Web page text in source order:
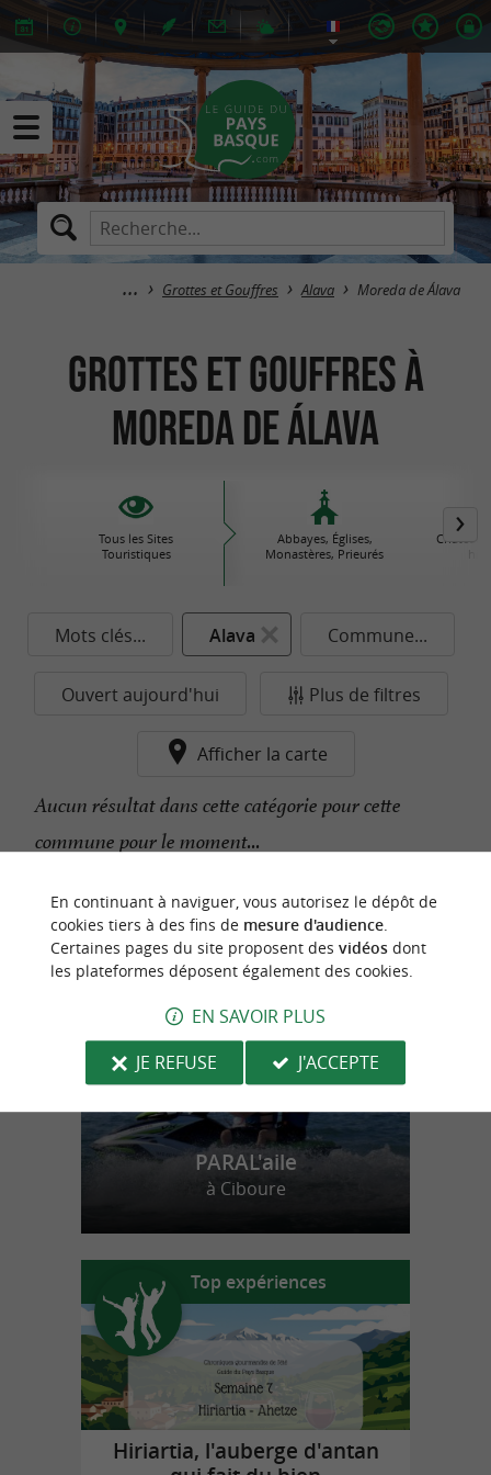
Grottes et Gouffres Alava Moreda de Álava
Grottes et Gouffres à
Moreda de Álava
Tous les Sites
Touristiques
Abbayes, Églises,
Monastères, Prieurés
Mots clés... Alava Commune...
Ouvert aujourd'hui Plus de filtres
Afficher la carte
Aucun résultat dans cette catégorie pour cette
commune pour le moment...
n
o
t
r
e
c
o
u
p
d
e
c
o
e
u
r
PARAL'aile
à Ciboure
Top expériences
Hiriartia, l'auberge d'antan
En continuant à naviguer, vous autorisez le dépôt de
cookies tiers à des fins de mesure d'audience.
Certaines pages du site proposent des vidéosdont
les plateformes déposent également des cookies.
EN SAVOIR PLUS
JE REFUSE
J'ACCEPTE